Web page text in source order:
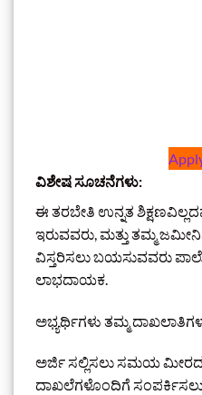
ವಿಶೇಷ ಸೂಚನೆಗಳು:
ಈ ತರಬೇತಿ ಉನ್ನತ
ಇರುವವರು, ಮತ್ತು ತಮ್ಮ
ವಿಸ್ತರಿಸಲು ಬಯಸುವವರು
ಲಾಭದಾಯಕ.
ಅಭ್ಯರ್ಥಿಗಳು ತಮ್ಮ
ಅರ್ಜಿ ಸಲ್ಲಿಸಲು ಸಮಯ
ದಾಖಲೆಗಳೊಂದಿಗೆ